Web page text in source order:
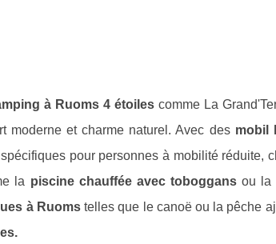
à Ruoms 4 étoiles comme La
moderne et charme naturel. Avec des mobil
pour personnes à mobilité réduite,
la piscine chauffée avec toboggans ou la
à Ruomstelles que le canoë ou la pêche